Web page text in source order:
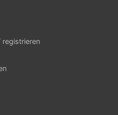
registrieren